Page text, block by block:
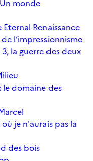
monde
Renaissance
l’impressionnisme
la guerre des deux
domaine des
je n'aurais pas la
des bois